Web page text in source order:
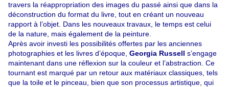
travers la réappropriation des images du passé ainsi que dans la
déconstruction du format du livre, tout en créant un nouveau
rapport à l’objet. Dans les nouveaux travaux, le temps est celui
de la nature, mais également de la peinture.
Après avoir investi les possibilités offertes par les anciennes
photographies et les livres d’époque, Georgia Russell s’engage
maintenant dans une réflexion sur la couleur et l’abstraction. Ce
tournant est marqué par un retour aux matériaux classiques, tels
que la toile et le pinceau, bien que son processus artistique, qui